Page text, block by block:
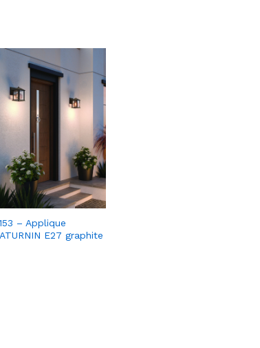
– Applique
E27 graphite